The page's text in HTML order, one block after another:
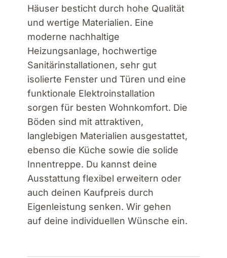
Häuser besticht durch hohe Qualität
und wertige Materialien. Eine
moderne nachhaltige
Heizungsanlage, hochwertige
Sanitärinstallationen, sehr gut
isolierte Fenster und Türen und eine
funktionale Elektroinstallation
sorgen für besten Wohnkomfort. Die
Böden sind mit attraktiven,
langlebigen Materialien ausgestattet,
ebenso die Küche sowie die solide
Innentreppe. Du kannst deine
Ausstattung flexibel erweitern oder
auch deinen Kaufpreis durch
Eigenleistung senken. Wir gehen
auf deine individuellen Wünsche ein.